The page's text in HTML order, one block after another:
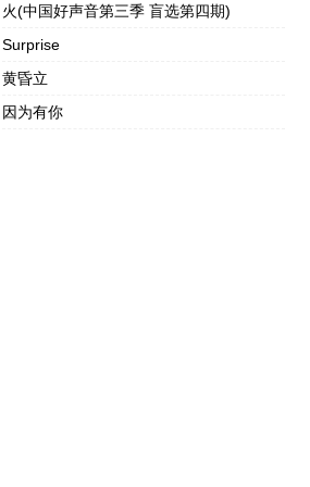
火(中国好声音第三季 盲选第四期)
Surprise
黄昏立
因为有你